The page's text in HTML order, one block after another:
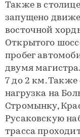
Также в
запущено
восточной
Открытого
пробег
двумя
7 до 2 км. Также
нагрузка на
Стромынку,
Русаковскую
трасса